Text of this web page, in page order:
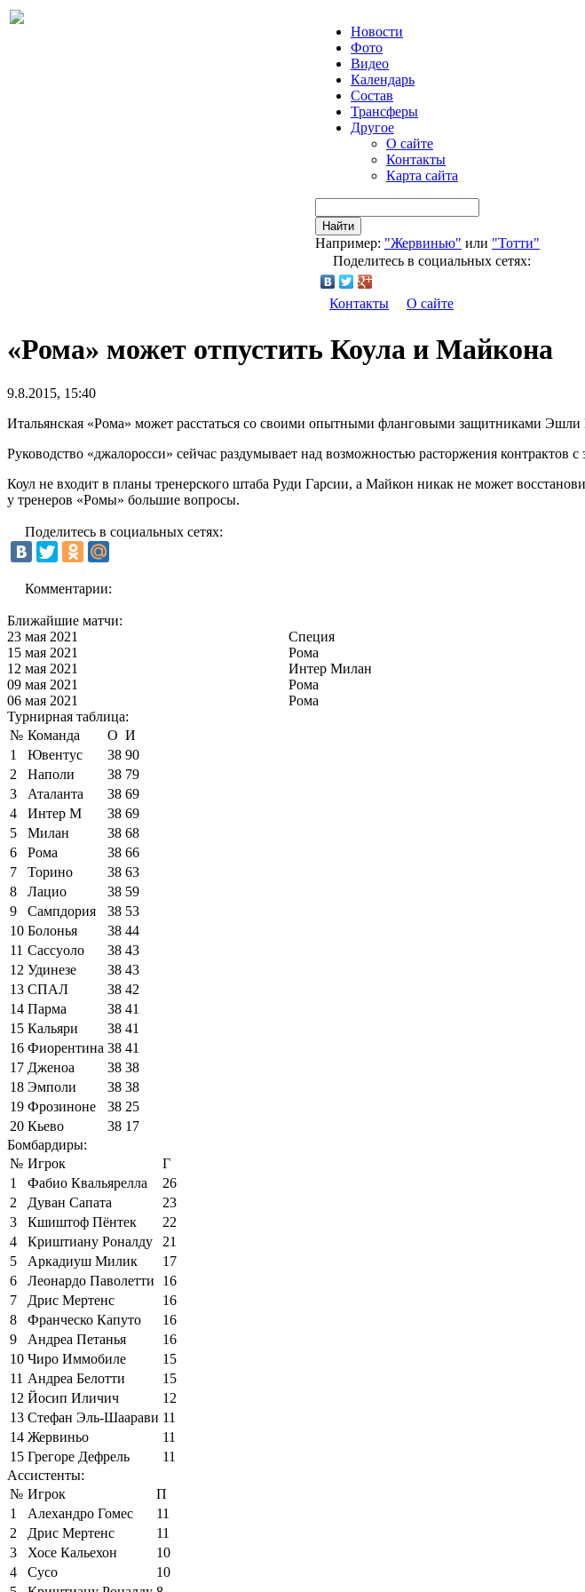
Новости
Фото
Видео
Календарь
Состав
Трансферы
Другое
О сайте
Контакты
Карта сайта
Найти
Например: "Жервинью" или "Тотти"
Поделитесь в социальных сетях:
Контакты О сайте
«Рома» может отпустить Коула и Майкона
9.8.2015, 15:40
Итальянская «Рома» может расстаться со своими опытными фланговыми защитниками
Руководство «джалоросси» сейчас раздумывает над возможностью расторжения контрактов
Коул не входит в планы тренерского штаба Руди Гарсии, а Майкон никак не может
у тренеров «Ромы» большие вопросы.
Поделитесь в социальных сетях:
Комментарии:
Ближайшие матчи:
23 мая 2021
Специя
15 мая 2021
Рома
12 мая 2021
Интер Милан
09 мая 2021
Рома
06 мая 2021
Рома
Турнирная таблица:
№ Команда О И
1
Ювентус 38 90
2
Наполи 38 79
3
Аталанта 38 69
4
Интер М 38 69
5
Милан 38 68
6
Рома 38 66
7
Торино 38 63
8
Лацио 38 59
9
Сампдория 38 53
10 Болонья 38 44
11 Сассуоло 38 43
12 Удинезе 38 43
13 СПАЛ 38 42
14 Парма 38 41
15 Кальяри 38 41
16 Фиорентина 38 41
17 Дженоа 38 38
18 Эмполи 38 38
19 Фрозиноне 38 25
20 Кьево 38 17
Бомбардиры:
№ Игрок
Г
1
Фабио Квальярелла
26
2
Дуван Сапата
23
3
Кшиштоф Пёнтек
22
4
Криштиану Роналду
21
5
Аркадиуш Милик
17
6
Леонардо Паволетти
16
7
Дрис Мертенс
16
8
Франческо Капуто
16
9
Андреа Петанья
16
10 Чиро Иммобиле
15
11 Андреа Белотти
15
12 Йосип Иличич
12
13 Стефан Эль-Шаарави 11
14 Жервиньо
11
15 Грегоре Дефрель
11
Ассистенты:
№ Игрок
П
1
Алехандро Гомес
11
2
Дрис Мертенс
11
3
Хосе Кальехон
10
4
Сусо
10